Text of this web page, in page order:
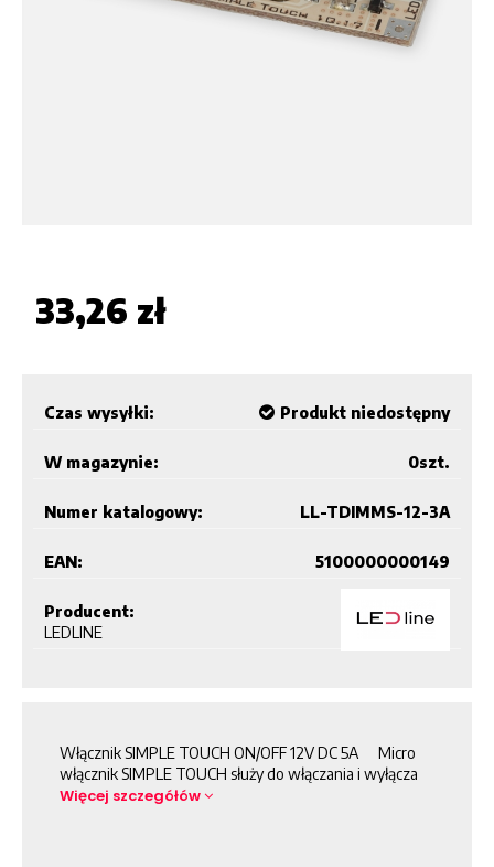
33,26 zł
Czas wysyłki: Produkt niedostępny
W magazynie: szt.
0
Numer katalogowy: LL-TDIMMS-12-3A
EAN: 5100000000149
Producent:
LEDLINE
Włącznik SIMPLE TOUCH ON/OFF 12V DC 5A Micro
włącznik SIMPLE TOUCH służy do włączania i wyłącza
Więcej szczegółów